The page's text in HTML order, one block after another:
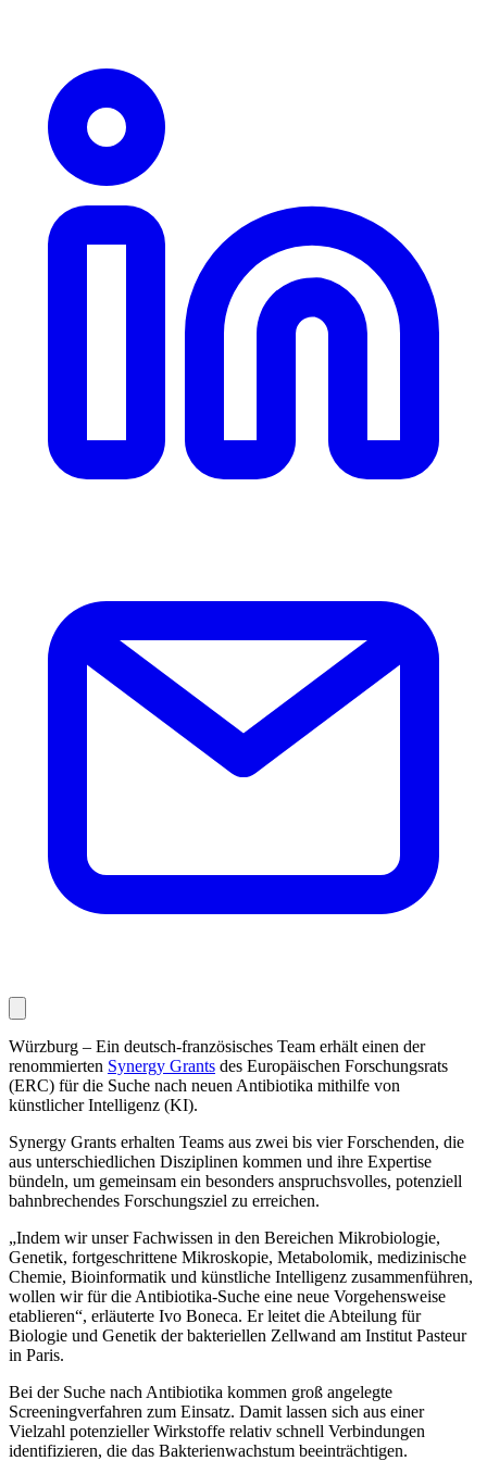
Würzburg – Ein deutsch-französisches Team erhält einen der
renommierten Synergy Grants des Europäischen Forschungsrats
(ERC) für die Suche nach neuen Antibiotika mithilfe von
künstlicher Intelligenz (KI).
Synergy Grants erhalten Teams aus zwei bis vier Forschenden, die
aus unterschiedlichen Disziplinen kommen und ihre Expertise
bündeln, um gemeinsam ein besonders anspruchsvolles, potenziell
bahnbrechendes Forschungsziel zu erreichen.
„Indem wir unser Fachwissen in den Bereichen Mikrobiologie,
Genetik, fortgeschrittene Mikroskopie, Metabo­lo­mik, medizinische
Chemie, Bioinformatik und künstliche Intelligenz zusammenführen,
wollen wir für die Anti­biotika-Suche eine neue Vorgehensweise
etablieren“, erläuterte Ivo Boneca. Er leitet die Abteilung für
Biologie und Genetik der bakteriellen Zellwand am Institut Pasteur
in Paris.
Bei der Suche nach Antibiotika kommen groß angelegte
Screeningverfahren zum Einsatz. Damit lassen sich aus einer
Vielzahl potenzieller Wirkstoffe relativ schnell Verbindungen
identifizieren, die das Bakterienwachstum beeinträchtigen.